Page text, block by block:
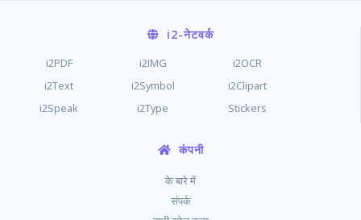
i2-नेटवर्क
i2PDF i2IMG
i2OCR
i2Text
i2Symbol
i2Clipart
i2Speak
i2Type Stickers
कंपनी
के बारे में
संपर्क